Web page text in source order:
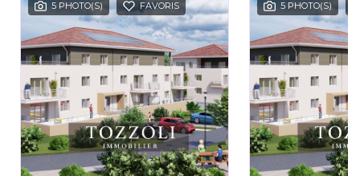
5 PHOTO(S) FAVORIS 5 PHOTO(S)